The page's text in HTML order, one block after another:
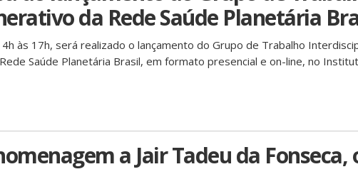
da Rede Saúde Planetária
às 17h, será realizado o lançamento do Grupo de Trabalho
Saúde Planetária Brasil, em formato presencial e on-line, no
a Jair Tadeu da Fonseca,